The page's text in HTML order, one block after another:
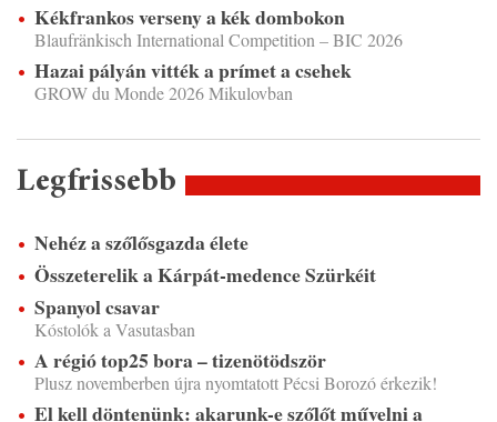
Kékfrankos verseny a kék dombokon
Blaufränkisch International Competition – BIC 2026
Hazai pályán vitték a prímet a csehek
GROW du Monde 2026 Mikulovban
Legfrissebb
Nehéz a szőlősgazda élete
Összeterelik a Kárpát-medence Szürkéit
Spanyol csavar
Kóstolók a Vasutasban
A régió top25 bora – tizenötödször
Plusz novemberben újra nyomtatott Pécsi Borozó érkezik!
El kell döntenünk: akarunk-e szőlőt művelni a